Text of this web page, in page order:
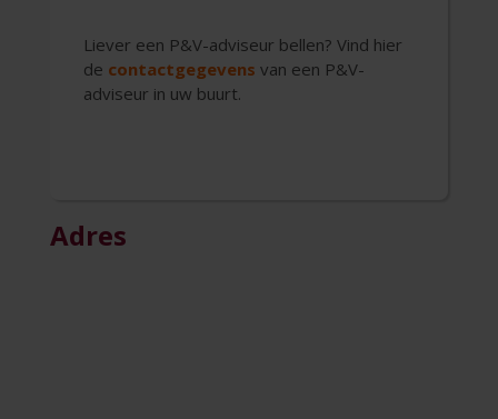
Liever een P&V-adviseur bellen? Vind hier
de contactgegevens van een P&V-
adviseur in uw buurt.
Adres